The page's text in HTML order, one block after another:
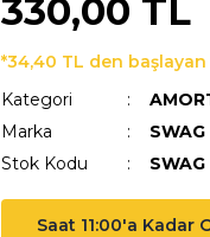
330,00 TL
*34,40 TL den
Kategori
Marka
SWAG
Stok Kodu
Saat 11:00'a Kadar